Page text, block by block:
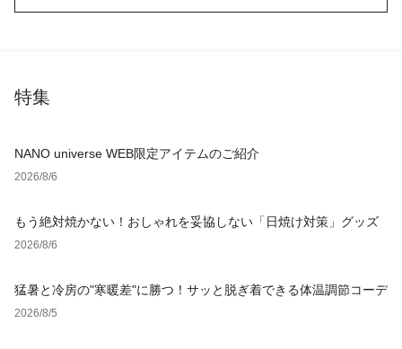
特集
NANO universe WEB限定アイテムのご紹介
2026/8/6
もう絶対焼かない！おしゃれを妥協しない「日焼け対策」グッズ
2026/8/6
猛暑と冷房の"寒暖差"に勝つ！サッと脱ぎ着できる体温調節コーデ
2026/8/5